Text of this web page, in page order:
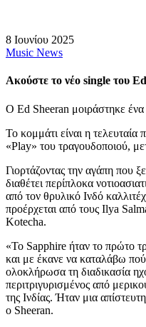
8 Ιουνίου 2025
Music News
Ακούστε το νέο single του
Ο Ed Sheeran μοιράστηκε
Το κομμάτι είναι η
«Play» του τραγουδοποιού,
Γιορτάζοντας την αγάπη που
διαθέτει περίπλοκα
από τον θρυλικό Ινδό
προέρχεται από τους Ilya
Kotecha.
«Το Sapphire ήταν το πρώτο
και με έκανε να καταλάβω
ολοκλήρωσα τη διαδικασία
περιτριγυρισμένος από
της Ινδίας. Ήταν μια
ο Sheeran.